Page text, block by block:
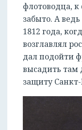
флотоводца,
забыто. А
1812 года,
возглавлял
дал подойти
высадить там
защиту